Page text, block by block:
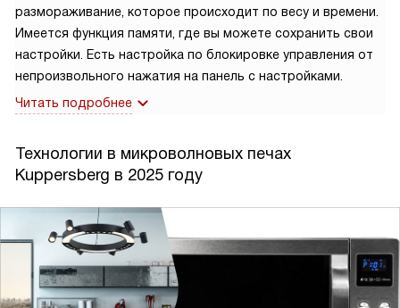
размораживание, которое происходит по весу и времени.
Имеется функция памяти, где вы можете сохранить свои
настройки. Есть настройка по блокировке управления от
непроизвольного нажатия на панель с настройками.
Читать подробнее
Технологии в микроволновых печах
Kuppersberg в 2025 году